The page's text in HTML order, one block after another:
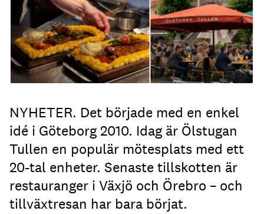
NYHETER. Det började med en enkel
idé i Göteborg 2010. Idag är Ölstugan
Tullen en populär mötesplats med ett
20-tal enheter. Senaste tillskotten är
restauranger i Växjö och Örebro – och
tillväxtresan har bara börjat.